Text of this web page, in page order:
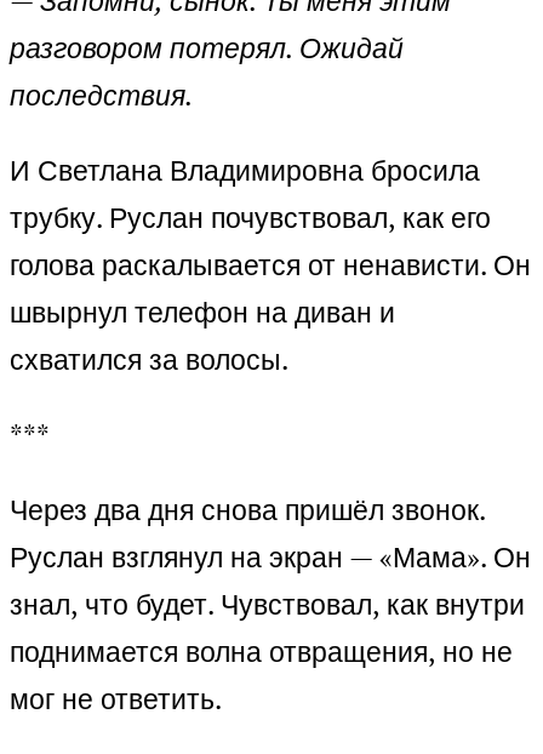
разговором потерял. Ожидай
последствия.
И Светлана Владимировна бросила
трубку. Руслан почувствовал, как его
голова раскалывается от ненависти. Он
швырнул телефон на диван и
схватился за волосы.
***
Через два дня снова пришёл звонок.
Руслан взглянул на экран — «Мама». Он
знал, что будет. Чувствовал, как внутри
поднимается волна отвращения, но не
мог не ответить.